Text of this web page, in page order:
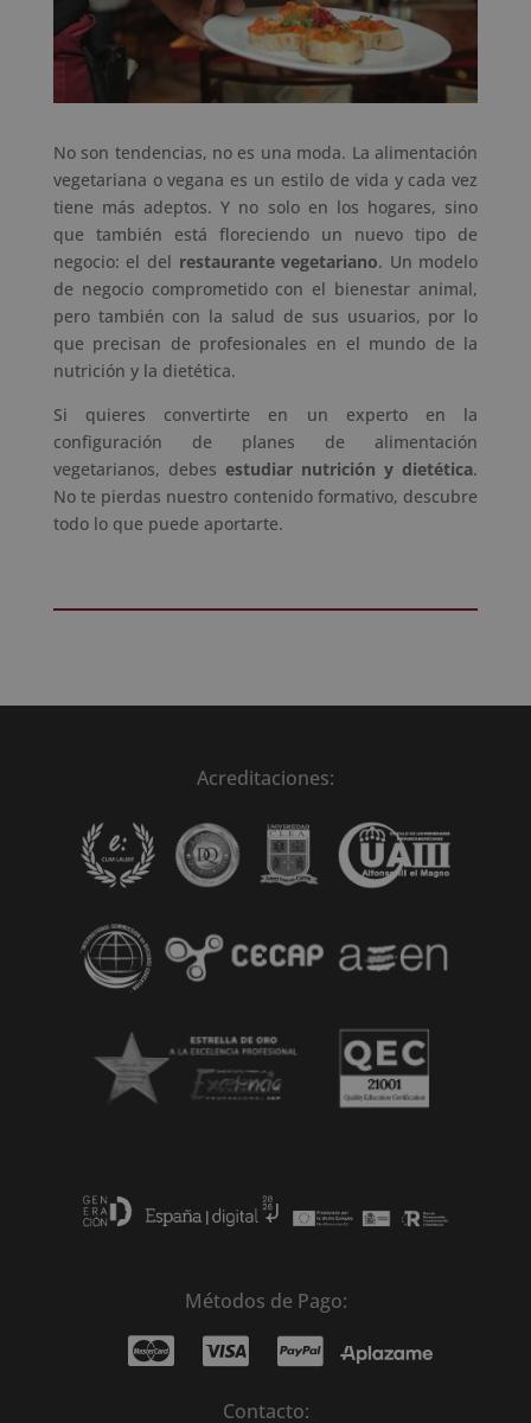
No son tendencias, no es una moda. La alimentación
vegetariana o vegana es un estilo de vida y cada vez
tiene más adeptos. Y no solo en los hogares, sino
que también está floreciendo un nuevo tipo de
negocio: el del restaurante vegetariano. Un modelo
de negocio comprometido con el bienestar animal,
pero también con la salud de sus usuarios, por lo
que precisan de profesionales en el mundo de la
nutrición y la dietética.
Si quieres convertirte en un experto en la
configuración de planes de alimentación
vegetarianos, debes estudiar nutrición y dietética.
No te pierdas nuestro contenido formativo, descubre
todo lo que puede aportarte.
Acreditaciones:
Métodos de Pago:
Contacto: